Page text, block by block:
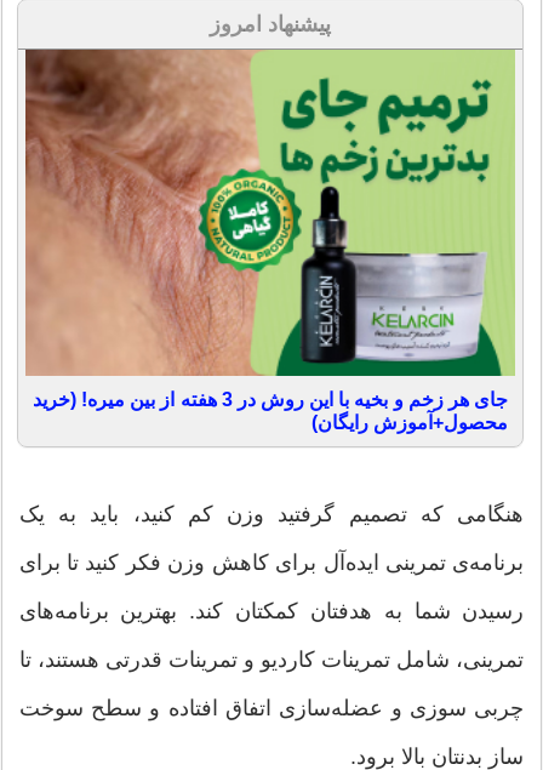
پیشنهاد امروز
جای هر زخم و بخیه با این روش در 3 هفته از بین میره! (خرید
محصول+آموزش رایگان)
هنگامی که تصمیم گرفتید وزن کم کنید، باید به یک
برنامه‌ی تمرینی ایده‌آل برای کاهش وزن فکر کنید تا برای
رسیدن شما به هدفتان کمکتان کند. بهترین برنامه‌های
تمرینی، شامل تمرینات کاردیو و تمرینات قدرتی هستند، تا
چربی سوزی و عضله‌سازی اتفاق افتاده و سطح سوخت
ساز بدنتان بالا برود.